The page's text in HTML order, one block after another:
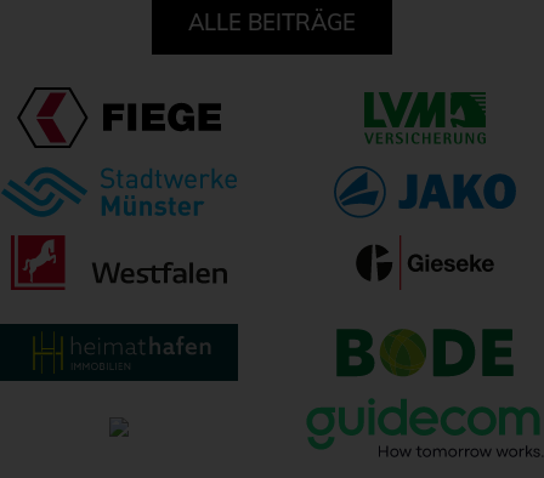
ALLE BEITRÄGE